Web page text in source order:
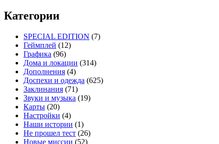
Категории
SPECIAL EDITION (7)
Геймплей (12)
Графика (96)
Дома и локации (314)
Дополнения (4)
Доспехи и одежда (625)
Заклинания (71)
Звуки и музыка (19)
Карты (20)
Настройки (4)
Наши истории (1)
Не прошел тест (26)
Новые миссии (52)